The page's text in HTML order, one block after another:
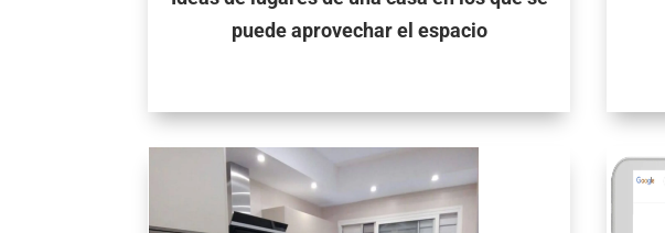
puede aprovechar el espacio